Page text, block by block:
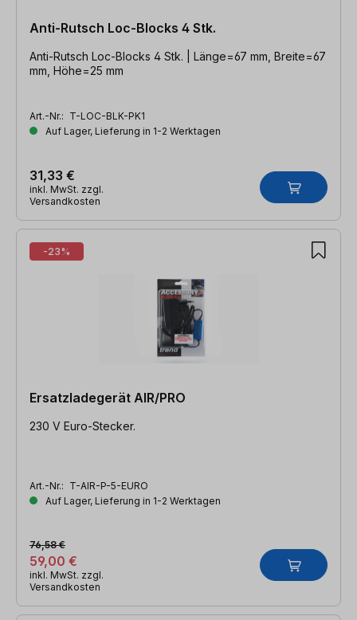
Anti-Rutsch Loc-Blocks 4 Stk.
Anti-Rutsch Loc-Blocks 4 Stk. | Länge=67 mm, Breite=67
mm, Höhe=25 mm
Art.-Nr.: T-LOC-BLK-PK1
Auf Lager, Lieferung in 1-2 Werktagen
31,33 €
inkl. MwSt. zzgl.
Versandkosten
-23%
Ersatzladegerät AIR/PRO
230 V Euro-Stecker.
Art.-Nr.: T-AIR-P-5-EURO
Auf Lager, Lieferung in 1-2 Werktagen
59,00 €
76,58 €
inkl. MwSt. zzgl.
Versandkosten